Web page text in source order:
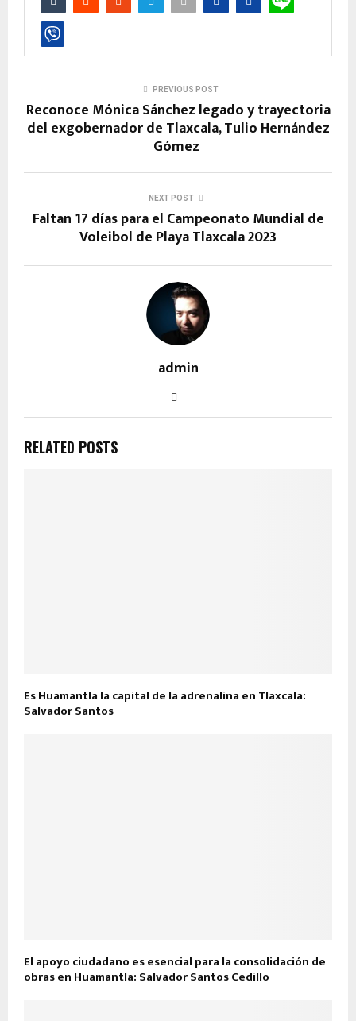
PREVIOUS POST
Reconoce Mónica Sánchez legado y trayectoria
del exgobernador de Tlaxcala, Tulio Hernández
Gómez
NEXT POST
Faltan 17 días para el Campeonato Mundial de
Voleibol de Playa Tlaxcala 2023
admin
RELATED POSTS
Es Huamantla la capital de la adrenalina en Tlaxcala:
Salvador Santos
El apoyo ciudadano es esencial para la consolidación de
obras en Huamantla: Salvador Santos Cedillo